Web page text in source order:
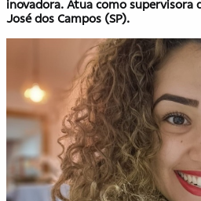
inovadora. Atua como supervisora
José dos Campos (SP).